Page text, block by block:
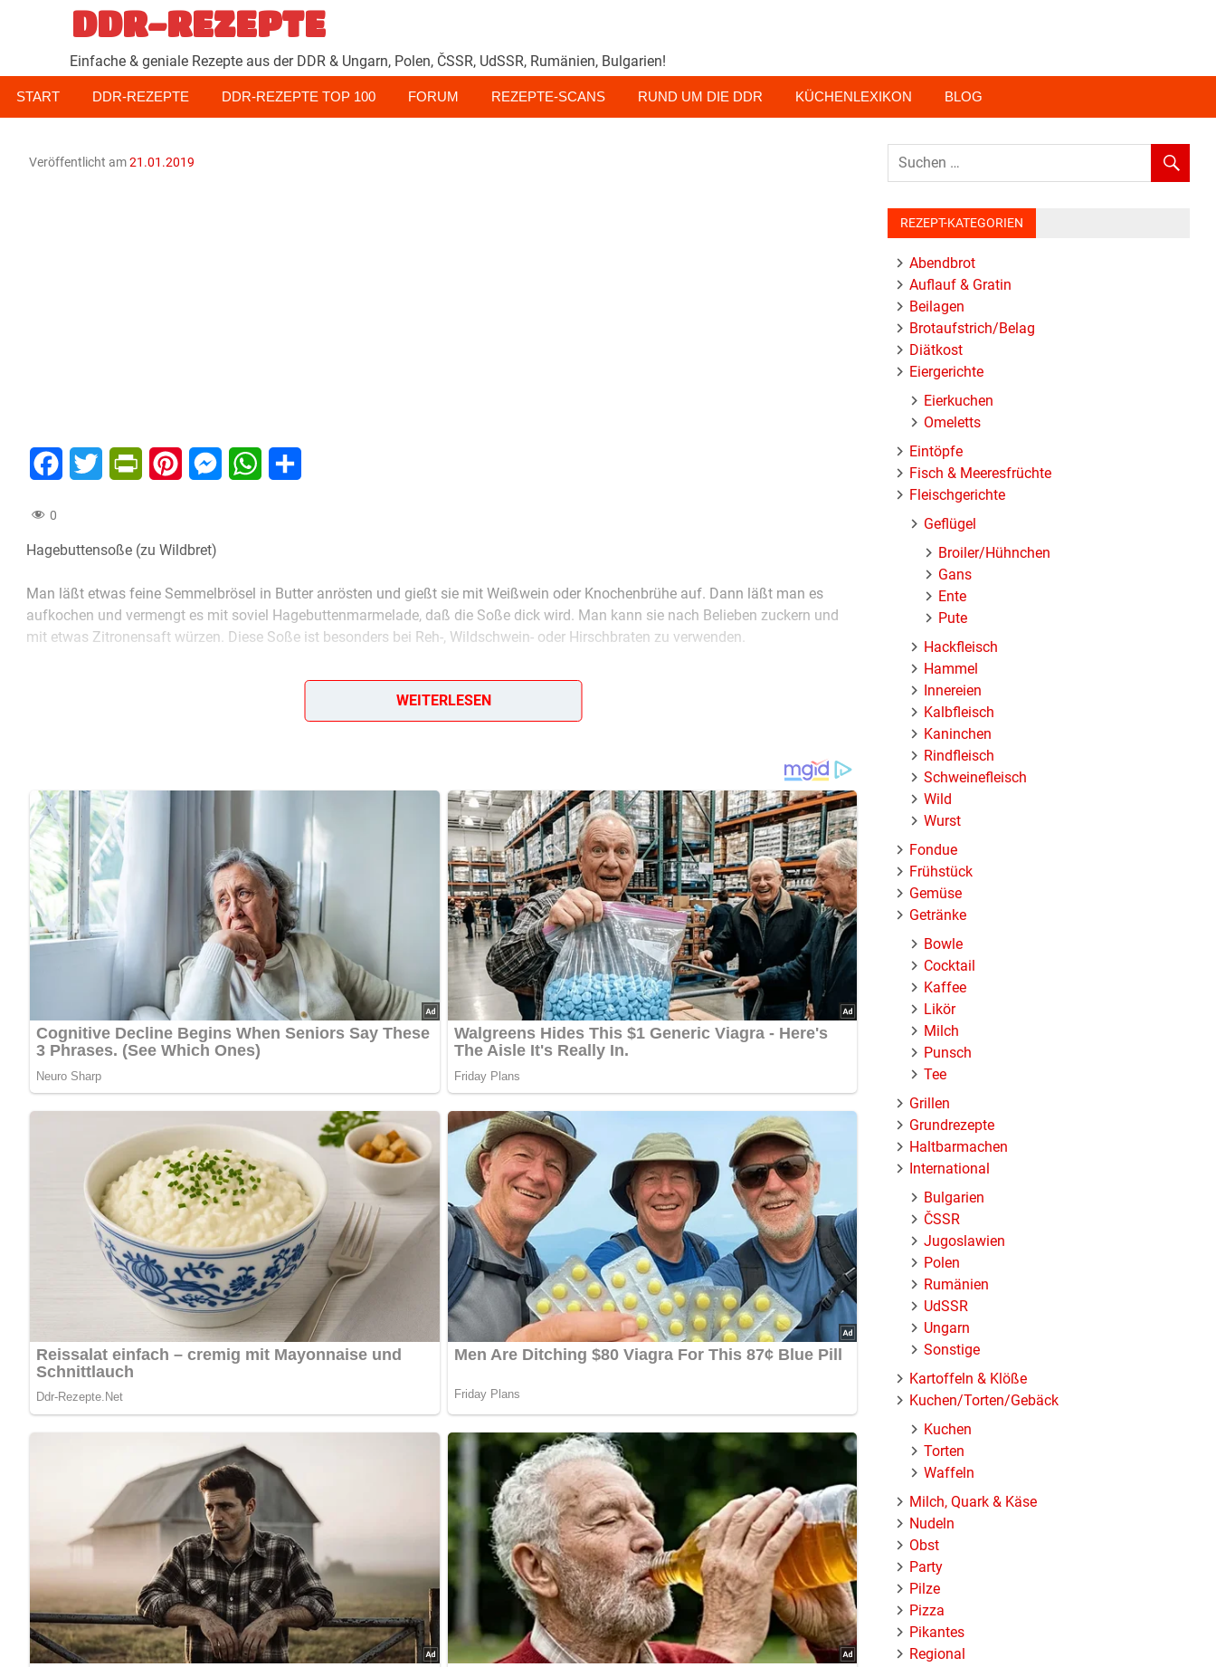
Zum
Inhalt
springen
DDR-REZEPTE
Einfache & geniale Rezepte aus der DDR & Ungarn, Polen, ČSSR, UdSSR, Rumänien, Bulgarien!
START DDR-REZEPTE DDR-REZEPTE TOP 100 FORUM REZEPTE-SCANS RUND UM DIE DDR KÜCHENLEXIKON BLOG
Veröffentlicht am21.01.2019
FacebookTwitter PrintFriendly
PinterestMessengerWhatsApp
0
Hagebuttensoße (zu Wildbret)
Man läßt etwas feine Semmelbrösel in Butter anrösten und gießt sie mit Weißwein oder Knochenbrühe auf. Dann läßt man es
aufkochen und vermengt es mit soviel Hagebuttenmarmelade, daß die Soße dick wird. Man kann sie nach Belieben zuckern und
mit etwas Zitronensaft würzen. Diese Soße ist besonders bei Reh-, Wildschwein- oder Hirschbraten zu verwenden.
[Nach: Kochbuch für Feinschmecker » Corvina-Verlag Budapest, Ungarn 1957]
WEITERLESEN
REZEPT-KATEGORIEN
Abendbrot
Auflauf & Gratin
Beilagen
Brotaufstrich/Belag
Diätkost
Eiergerichte
Eierkuchen
Omeletts
Eintöpfe
Fisch & Meeresfrüchte
Fleischgerichte
Geflügel
Broiler/Hühnchen
Gans
Ente
Pute
Hackfleisch
Hammel
Innereien
Kalbfleisch
Kaninchen
Rindfleisch
Schweinefleisch
Wild
Wurst
Fondue
Frühstück
Gemüse
Getränke
Bowle
Cocktail
Kaffee
Likör
Milch
Punsch
Tee
Grillen
Grundrezepte
Haltbarmachen
International
Bulgarien
ČSSR
Jugoslawien
Polen
Rumänien
UdSSR
Ungarn
Sonstige
Kartoffeln & Klöße
Kuchen/Torten/Gebäck
Kuchen
Torten
Waffeln
Milch, Quark & Käse
Nudeln
Obst
Party
Pilze
Pizza
Pikantes
Regional